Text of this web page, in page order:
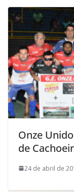
Onze
de
24 de abril de